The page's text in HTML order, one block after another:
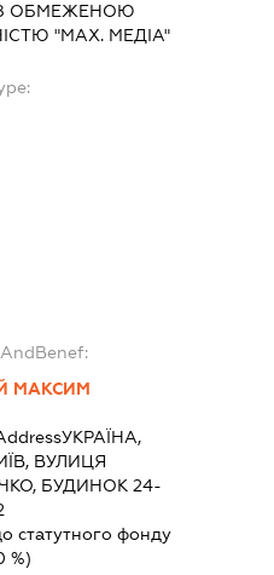
ОБМЕЖЕНОЮ
"МАХ. МЕДІА"
МАКСИМ
УКРАЇНА,
ВУЛИЦЯ
БУДИНОК 24-
статутного фонду
%)